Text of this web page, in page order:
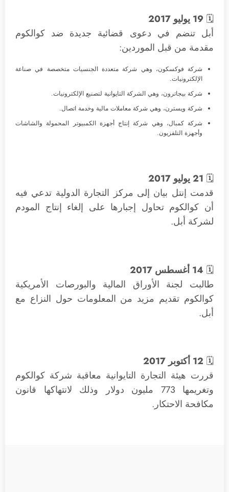
🗓 19 يوليو 2017
أبل تنضم في دعوى قضائية جديدة ضد كوالكوم
مقدمة من قبل الموردين:
شركة فوكسكون، وهي شركة متعددة الجنسيات متخصصة في صناعة
الإلكترونيات.
شركة بيجاترون، وهي الشركة التايوانية لتصنيع الإلكترونيات.
شركة ويسترن، وهي شركة معاملات مالية وخدمة اتصال.
شركة كمبال، وهي شركة إنتاج أجهزة الكمبيوتر المحمولة والشاشات
وأجهزة التلفزيون.
🗓 21 يوليو 2017
قدمت إنتل بيان إلى مركز التجارة الدولية تدعي فيه
أن كوالكوم تحاول إجبارها على إلغاء إنتاج المودم
لشركة أبل.
🗓
طالبت لجنة الأوراق المالية والبورصات الأمريكية
كوالكوم تقديم مزيد من المعلومات حول النزاع مع
أبل.
🗓 12 أكتوبر 2017
قررت هيئة التجارة التايوانية معاقبة شركة كوالكوم
وتغريمها 773 مليون دولار وذلك لانتهاكها قانون
مكافحة الاحتكار.